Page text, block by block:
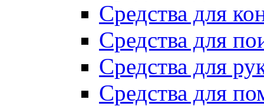
Средства для
Средства для
Средства для
Средства для